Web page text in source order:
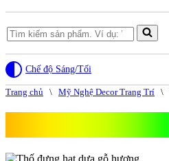
Search
for...
Chế độ Sáng/Tối
Trang chủ \ Mỹ Nghệ Decor Trang Trí \